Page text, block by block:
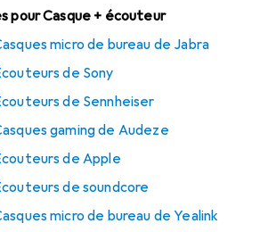
pour Casque + écouteur
micro de bureau de Jabra
de Sony
de Sennheiser
gaming de Audeze
de Apple
de soundcore
micro de bureau de Yealink